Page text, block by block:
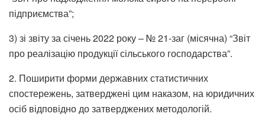
підприємства”;
3) зі звіту за січень 2022 року – № 21-заг (місячна) “Звіт
про реалізацію продукції сільського господарства”.
2. Поширити форми державних статистичних
спостережень, затверджені цим наказом, на юридичних
осіб відповідно до затверджених методологій.